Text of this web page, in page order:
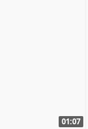
01:07